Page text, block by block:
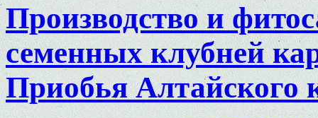
Производство и
семенных клубней
Приобья Алтайского